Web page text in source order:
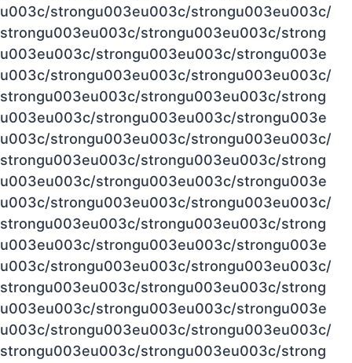
u003c/strongu003eu003c/strongu003eu003c/
strongu003eu003c/strongu003eu003c/strong
u003eu003c/strongu003eu003c/strongu003e
u003c/strongu003eu003c/strongu003eu003c/
strongu003eu003c/strongu003eu003c/strong
u003eu003c/strongu003eu003c/strongu003e
u003c/strongu003eu003c/strongu003eu003c/
strongu003eu003c/strongu003eu003c/strong
u003eu003c/strongu003eu003c/strongu003e
u003c/strongu003eu003c/strongu003eu003c/
strongu003eu003c/strongu003eu003c/strong
u003eu003c/strongu003eu003c/strongu003e
u003c/strongu003eu003c/strongu003eu003c/
strongu003eu003c/strongu003eu003c/strong
u003eu003c/strongu003eu003c/strongu003e
u003c/strongu003eu003c/strongu003eu003c/
strongu003eu003c/strongu003eu003c/strong